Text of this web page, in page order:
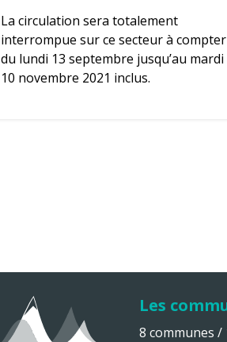
La circulation sera totalement
interrompue sur ce secteur à compter
du lundi 13 septembre jusqu’au mardi
10 novembre 2021 inclus.
Les
8 communes